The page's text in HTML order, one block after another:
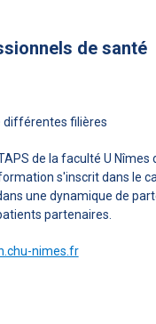
de santé
différentes filières
de la faculté U Nîmes
s'inscrit dans le
une dynamique de
partenaires.
nimes.fr